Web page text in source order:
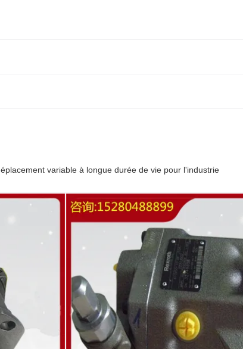
variable à longue durée de vie pour l'industrie